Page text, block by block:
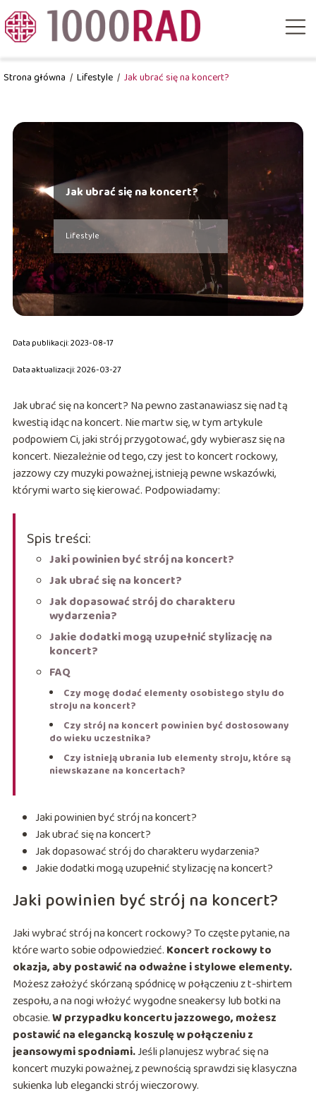
Strona główna / Lifestyle / Jak ubrać się na koncert?
Jak ubrać się na koncert?
Lifestyle
Data publikacji: 2023-08-17
Data aktualizacji: 2026-03-27
Jak ubrać się na koncert? Na pewno zastanawiasz się nad tą
kwestią idąc na koncert. Nie martw się, w tym artykule
podpowiem Ci, jaki strój przygotować, gdy wybierasz się na
koncert. Niezależnie od tego, czy jest to koncert rockowy,
jazzowy czy muzyki poważnej, istnieją pewne wskazówki,
którymi warto się kierować. Podpowiadamy:
Spis treści:
Jaki powinien być strój na koncert?
Jak ubrać się na koncert?
Jak dopasować strój do charakteru
wydarzenia?
Jakie dodatki mogą uzupełnić stylizację na
koncert?
FAQ
Czy mogę dodać elementy osobistego stylu do
stroju na koncert?
Czy strój na koncert powinien być dostosowany
do wieku uczestnika?
Czy istnieją ubrania lub elementy stroju, które są
niewskazane na koncertach?
Jaki powinien być strój na koncert?
Jak ubrać się na koncert?
Jak dopasować strój do charakteru wydarzenia?
Jakie dodatki mogą uzupełnić stylizację na koncert?
Jaki powinien być strój na koncert?
Jaki wybrać strój na koncert rockowy? To częste pytanie, na
które warto sobie odpowiedzieć. Koncert rockowy to
okazja, aby postawić na odważne i stylowe elementy.
Możesz założyć skórzaną spódnicę w połączeniu z t-shirtem
zespołu, a na nogi włożyć wygodne sneakersy lub botki na
obcasie.W przypadku koncertu jazzowego, możesz
postawić na elegancką koszulę w połączeniu z
jeansowymi spodniami.Jeśli planujesz wybrać się na
koncert muzyki poważnej, z pewnością sprawdzi się klasyczna
sukienka lub elegancki strój wieczorowy.